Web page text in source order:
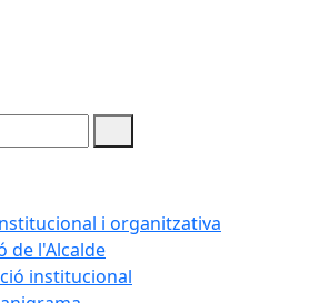
i organitzativa
de l'Alcalde
institucional